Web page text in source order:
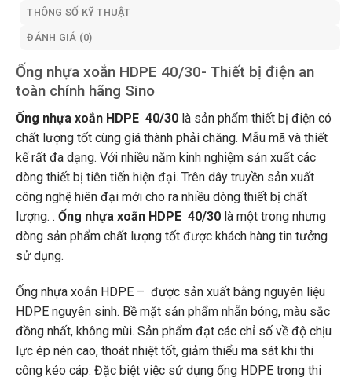
THÔNG SỐ KỸ THUẬT
ĐÁNH GIÁ (0)
Ống nhựa xoắn HDPE 40/30- Thiết bị điện an
toàn chính hãng Sino
Ống nhựa xoắn HDPE 40/30là sản phẩm thiết bị điện có
chất lượng tốt cùng giá thành phải chăng. Mẫu mã và thiết
kế rất đa dạng. Với nhiều năm kinh nghiệm sản xuất các
dòng thiết bị tiên tiến hiện đại. Trên dây truyền sản xuất
công nghệ hiên đại mới cho ra nhiều dòng thiết bị chất
lượng. . Ống nhựa xoắn HDPE 40/30là một trong nhưng
dòng sản phẩm chất lượng tốt được khách hàng tin tưởng
sử dụng.
Ống nhựa xoắn HDPE – được sản xuất bằng nguyên liệu
HDPE nguyên sinh. Bề mặt sản phẩm nhẵn bóng, màu sắc
đồng nhất, không mùi. Sản phẩm đạt các chỉ số về độ chịu
lực ép nén cao, thoát nhiệt tốt, giảm thiểu ma sát khi thi
công kéo cáp. Đặc biệt việc sử dụng ống HDPE trong thi